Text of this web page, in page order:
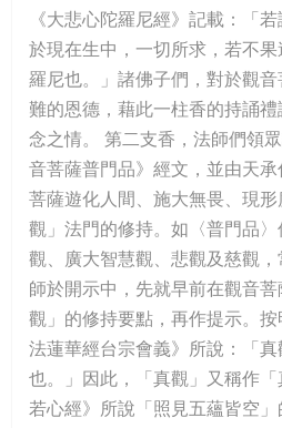
《大悲心陀羅尼經》記載：「
於現在生中，一切所求，若不
羅尼也。」諸佛子們，對於觀
難的恩德，藉此一柱香的持誦
念之情。 第二支香，法師們領
音菩薩普門品》經文，並由天
菩薩遊化人間、施大無畏、現
觀」法門的修持。如〈普門品
觀、廣大智慧觀、悲觀及慈觀
師於開示中，先就早前在觀音
觀」的修持要點，再作提示。
法蓮華經台宗會義》所說：「
也。」因此，「真觀」又稱作
若心經》所說「照見五蘊皆空